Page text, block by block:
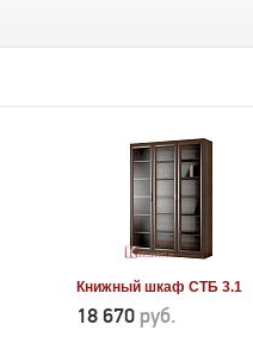
Книжный шкаф СТБ 3.1
18 670 руб.